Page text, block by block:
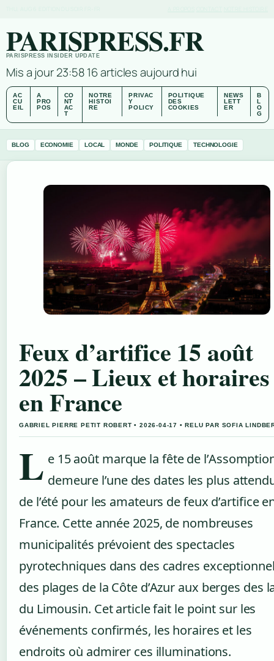
PARISPRESS.FR
PARISPRESS INSIDER UPDATE
Mis a jour 23:5816 articles aujourd hui
AC
CU
EIL
A
PRO
POS
CO
NT
AC
T
NOTRE
HISTOI
RE
PRIVAC
Y
POLICY
POLITIQUE
DES
COOKIES
NEWS
LETT
ER
B
L
O
G
BLOG ECONOMIE LOCAL MONDE POLITIQUE TECHNOLOGIE
Feux d’artifice 15 août
2025 – Lieux et horaires
en France
GABRIEL PIERRE PETIT ROBERT • 2026-04-17 • RELU PAR SOFIA
L e 15 août marque la fête de
demeure l’une des dates les plus
de l’été pour les amateurs de feux d’artifice
France. Cette année 2025, de nombreuses
municipalités prévoient des spectacles
pyrotechniques dans des cadres
des plages de la Côte d’Azur aux berges des
du Limousin. Cet article fait le point sur les
événements confirmés, les horaires et les
endroits où admirer ces illuminations.